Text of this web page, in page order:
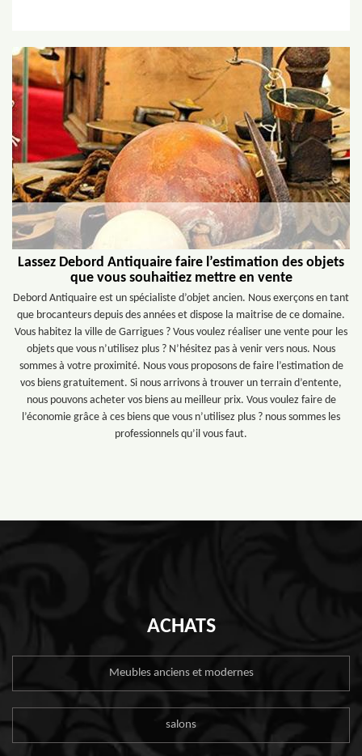
Lassez Debord Antiquaire faire l’estimation des objets
que vous souhaitiez mettre en vente
Debord Antiquaire est un spécialiste d’objet ancien. Nous exerçons en tant
que brocanteurs depuis des années et dispose la maitrise de ce domaine.
Vous habitez la ville de Garrigues ? Vous voulez réaliser une vente pour les
objets que vous n’utilisez plus ? N’hésitez pas à venir vers nous. Nous
sommes à votre proximité. Nous vous proposons de faire l’estimation de
vos biens gratuitement. Si nous arrivons à trouver un terrain d’entente,
nous pouvons acheter vos biens au meilleur prix. Vous voulez faire de
l’économie grâce à ces biens que vous n’utilisez plus ? nous sommes les
professionnels qu’il vous faut.
ACHATS
Meubles anciens et modernes
salons